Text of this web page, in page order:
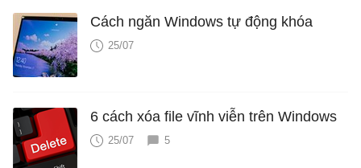
Cách ngăn Windows tự động khóa
25/07
6 cách xóa file vĩnh viễn trên Windows
25/07 5